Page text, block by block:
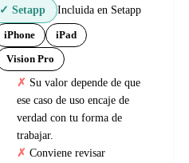
✓ Setapp Incluida en Setapp
iPhone iPad
Vision Pro
Su valor depende de que
ese caso de uso encaje de
verdad con tu forma de
trabajar.
Conviene revisar